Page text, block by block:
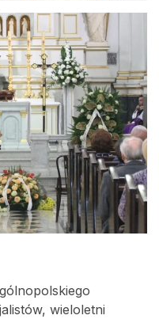
wieloletni